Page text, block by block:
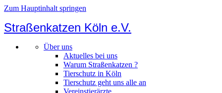
Zum Hauptinhalt springen
Straßenkatzen Köln e.V.
Über uns
Aktuelles bei uns
Warum Straßenkatzen ?
Tierschutz in Köln
Tierschutz geht uns alle an
Vereinstierärzte